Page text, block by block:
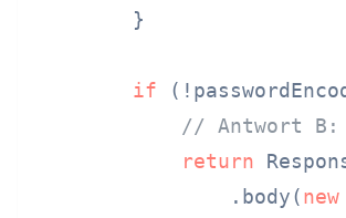
        }
if
// Antwort B:
return
                .body(
new